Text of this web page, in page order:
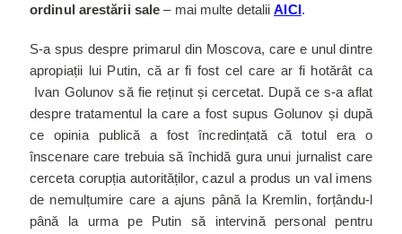
ordinul arestării sale – mai multe detaliiAICI.
S-a spus despre primarul din Moscova, care e unul dintre
apropiații lui Putin, că ar fi fost cel care ar fi hotărât ca
Ivan Golunov să fie reținut și cercetat. După ce s-a aflat
despre tratamentul la care a fost supus Golunov și după
ce opinia publică a fost încredințată că totul era o
înscenare care trebuia să închidă gura unui jurnalist care
cerceta corupția autorităților, cazul a produs un val imens
de nemulțumire care a ajuns până la Kremlin, forțându-l
până la urma pe Putin să intervină personal pentru